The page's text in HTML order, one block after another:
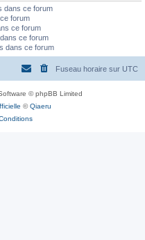
dans ce forum
forum
ce forum
ce forum
dans ce forum
Fuseau horaire sur UTC
© phpBB Limited
©Qiaeru